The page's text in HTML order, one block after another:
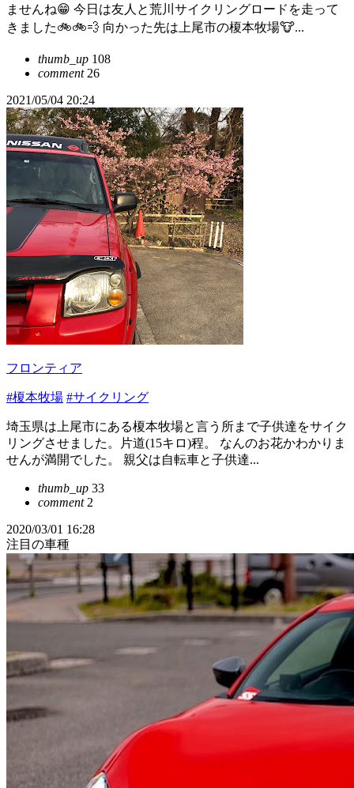
ませんね😁 今日は友人と荒川サイクリングロードを走って
きました🚲🚲💨 向かった先は上尾市の榎本牧場🐮...
thumb_up 108
comment26
2021/05/04 20:24
フロンティア
#榎本牧場 #サイクリング
埼玉県は上尾市にある榎本牧場と言う所まで子供達をサイク
リングさせました。片道(15キロ)程。 なんのお花かわかりま
せんが満開でした。 親父は自転車と子供達...
thumb_up 33
comment2
2020/03/01 16:28
注目の車種